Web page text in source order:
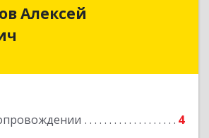
Алексей
4
ИП Смирнов Алексей